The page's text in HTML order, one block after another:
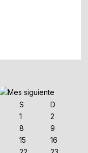
S
D
1
2
8
9
15
16